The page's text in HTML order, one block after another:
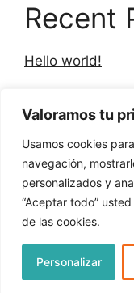
Valoramos tu
Usamos cookies
navegación,
personalizados y
“Aceptar todo”
de las cookies.
Personalizar
Recent
Hello world!
Recent
A WordPress
© 2026 The Little